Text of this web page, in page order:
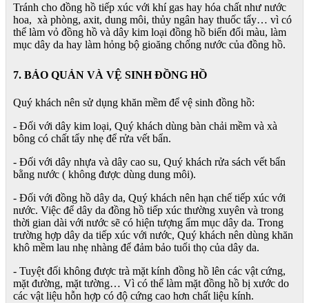
Tránh cho đồng hồ tiếp xúc với khí gas hay hóa chất như nước
hoa, xà phòng, axit, dung môi, thủy ngân hay thuốc tẩy… vì có
thể làm vỏ đồng hồ và dây kim loại đồng hồ biến đổi màu, làm
mục dây da hay làm hỏng bộ gioăng chống nước của đồng hồ.
7. BẢO QUẢN VÀ VỆ SINH ĐỒNG HỒ
Quý khách nên sử dụng khăn mềm để vệ sinh đồng hồ:
- Đối với dây kim loại, Quý khách dùng bàn chải mềm và xà
bông có chất tẩy nhẹ để rửa vết bẩn.
- Đối với dây nhựa và dây cao su, Quý khách rửa sách vết bẩn
bằng nước ( không được dùng dung môi).
- Đối với đồng hồ dây da, Quý khách nên hạn chế tiếp xúc với
nước. Việc để dây da đồng hồ tiếp xúc thường xuyên và trong
thời gian dài với nước sẽ có hiện tượng ẩm mục dây da. Trong
trường hợp dây da tiếp xúc với nước, Quý khách nên dùng khăn
khô mềm lau nhẹ nhàng để đảm bảo tuổi thọ của dây da.
- Tuyệt đối không được trà mặt kính đồng hồ lên các vật cứng,
mặt đường, mặt tường… Vì có thể làm mặt đồng hồ bị xước do
các vật liệu hỗn hợp có độ cứng cao hơn chất liệu kính.